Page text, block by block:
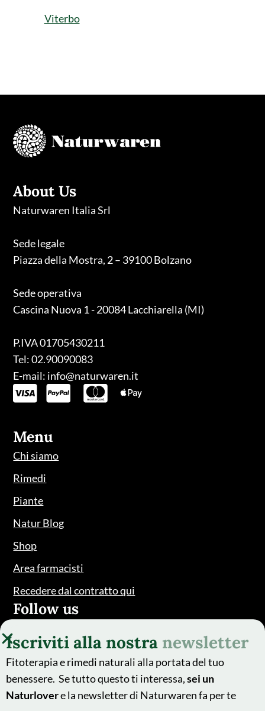
Viterbo
About Us
Naturwaren Italia Srl
Sede legale
Piazza della Mostra, 2 – 39100 Bolzano
Sede operativa
Cascina Nuova 1 - 20084 Lacchiarella (MI)
P.IVA 01705430211
Tel: 02.90090083
E-mail: info@naturwaren.it
Menu
Chi siamo
Rimedi
Piante
Natur Blog
Shop
Area farmacisti
Recedere dal contratto qui
Follow us
Iscriviti alla nostra newsletter
Fitoterapia e rimedi naturali alla portata del tuo
benessere. Se tutto questo ti interessa,sei un
Naturlovere la newsletter di Naturwaren fa per te